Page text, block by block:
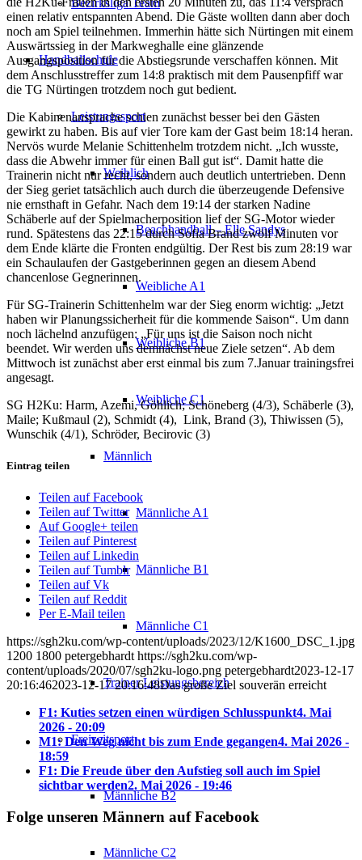
Bezirksliga Team
Handballschule
Leistungssport
Weiblich
Beachhandball – Elle Sandys
Weibliche A1
Weibliche B1
Weibliche C1
Männlich
Männliche A1
Männliche B1
Männliche C1
Trainer Leistungsbereich
Freizeitsport
Männliche B2
Männliche C2
einen relativ entspannten Abend. Die Gäste wollten dann aber doch
noch am Spiel teilnehmen. Immerhin hätte sich Nürtingen mit einem
Auswärtssieg in der Markweghalle eine glänzende
Ausgangsposition für die Abstiegsrunde verschaffen können. Mit
dem Anschlusstreffer zum 14:8 praktisch mit dem Pausenpfiff war
die TG Nürtingen trotzdem noch gut bedient.
Die Kabinenansprache schien zunächst besser bei den Gästen
gewirkt zu haben. Bis auf vier Tore kam der Gast beim 18:14 heran.
Nervös wurde Melanie Schittenhelm trotzdem nicht. „Ich wusste,
dass die Abwehr immer für einen Ball gut ist“. Damit hatte die
Trainerin nicht nur recht, sondern auch deutlich untertrieben. Denn
der Sieg geriet tatsächlich auch durch die überzeugende Defensive
nie ernsthaft in Gefahr. Nach dem 19:14 der starken Nadine
Schäberle auf der Spielmacherposition lief der SG-Motor wieder
rund. Spätestens das 22:15 durch Sofia Brand zwölf Minuten vor
dem Ende klärte die Fronten endgültig. Der Rest bis zum 28:19 war
ein Schaulaufen der Gastgeberinnen gegen an diesem Abend
chancenlose Gegnerinnen.
Für SG-Trainerin Schittenhelm war der Sieg enorm wichtig: „Jetzt
haben wir Planungssicherheit für die kommende Saison“. Um dann
noch lächelnd anzufügen: „Für uns ist die Saison noch nicht
beendet. Wir werden uns demnächst neue Ziele setzen“. Ab dem
Mittwoch ist zunächst aber erst einmal bis zum 7.Januar trainingsfrei
angesagt.
SG H2Ku: Harm, Azemi, Göhlich; Schöneberg (4/3), Schäberle (3),
Maile; Kußmaul (2), Schmidt (4), Link, Brand (3), Thiwissen (5),
Wunschik (4/1), Schröder, Becirovic (3)
Eintrag teilen
Teilen auf Facebook
Teilen auf Twitter
Auf Google+ teilen
Teilen auf Pinterest
Teilen auf Linkedin
Teilen auf Tumblr
Teilen auf Vk
Teilen auf Reddit
Per E-Mail teilen
https://sgh2ku.com/wp-content/uploads/2023/12/K1600_DSC_1.jpg
1200 1800 petergebhardt https://sgh2ku.com/wp-
content/uploads/2020/07/sgh2ku-logo.png petergebhardt2023-12-17
20:16:462023-12-17 20:16:48Das große Ziel souverän erreicht
F1: Kuties setzen einen würdigen Schlusspunkt4. Mai
2026 - 20:09
M1: Den Weg nicht bis zum Ende gegangen4. Mai 2026 -
18:59
F1: Die Freude über den Aufstieg soll auch im Spiel
sichtbar werden2. Mai 2026 - 19:46
Folge unseren Männern auf Facebook